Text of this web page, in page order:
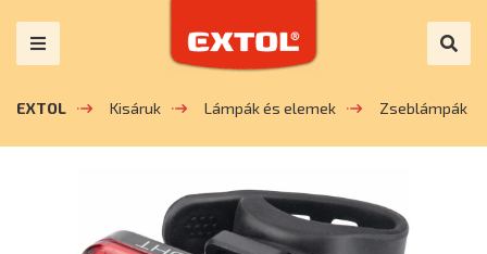
EXTOL Kisáruk Lámpák és elemek Zseblámpák